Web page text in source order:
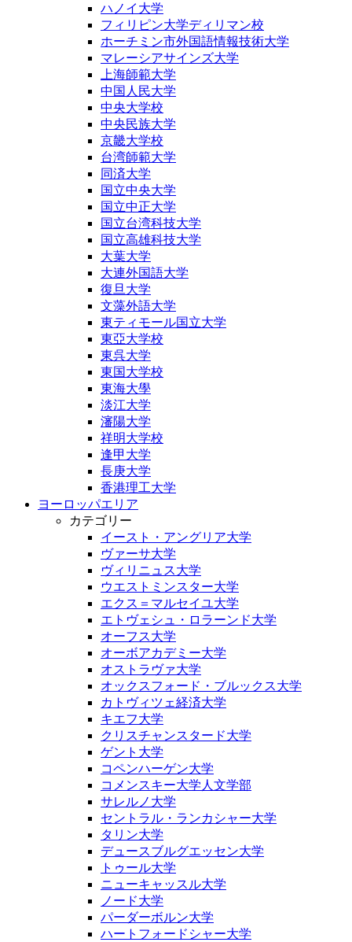
ハノイ大学
フィリピン大学ディリマン校
ホーチミン市外国語情報技術大学
マレーシアサインズ大学
上海師範大学
中国人民大学
中央大学校
中央民族大学
京畿大学校
台湾師範大学
同済大学
国立中央大学
国立中正大学
国立台湾科技大学
国立高雄科技大学
大葉大学
大連外国語大学
復旦大学
文藻外語大学
東ティモール国立大学
東亞大学校
東呉大学
東国大学校
東海大學
淡江大学
瀋陽大学
祥明大学校
逢甲大学
長庚大学
香港理工大学
ヨーロッパエリア
カテゴリー
イースト・アングリア大学
ヴァーサ大学
ヴィリニュス大学
ウエストミンスター大学
エクス＝マルセイユ大学
エトヴェシュ・ロラーンド大学
オーフス大学
オーボアカデミー大学
オストラヴァ大学
オックスフォード・ブルックス大学
カトヴィツェ経済大学
キエフ大学
クリスチャンスタード大学
ゲント大学
コペンハーゲン大学
コメンスキー大学人文学部
サレルノ大学
セントラル・ランカシャー大学
タリン大学
デュースブルグエッセン大学
トゥール大学
ニューキャッスル大学
ノード大学
パーダーボルン大学
ハートフォードシャー大学